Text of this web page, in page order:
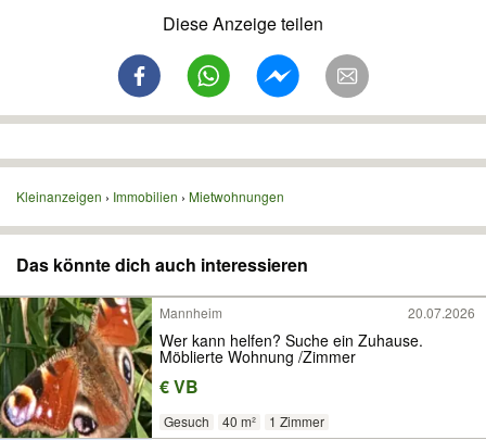
Diese Anzeige teilen
Kleinanzeigen Immobilien Mietwohnungen
Das könnte dich auch interessieren
Mannheim 20.07.2026
Wer kann helfen? Suche ein Zuhause.
Möblierte Wohnung /Zimmer
€ VB
Gesuch 40 m²
1 Zimmer